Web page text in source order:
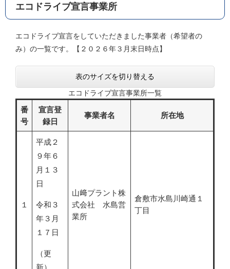
エコドライブ宣言事業所
エコドライブ宣言をしていただきました事業者（希望者の
み）の一覧です。【２０２６年３月末日時点】
表のサイズを切り替える
エコドライブ宣言事業所一覧
番
号
宣言登
録日
事業者名 所在地
１
平成２
９年６
月１３
日
令和３
年３月
１７日
（更
新）
山﨑プラント株
式会社 水島営
業所
倉敷市水島川崎通１
丁目